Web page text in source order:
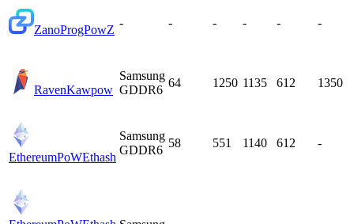
ZanoProgPowZ
- - - - - -
RavenKawpow
Samsung
GDDR6
64 1250 1135 612 1350
EthereumPoWEthash
Samsung
GDDR6
58 551 1140 612 -